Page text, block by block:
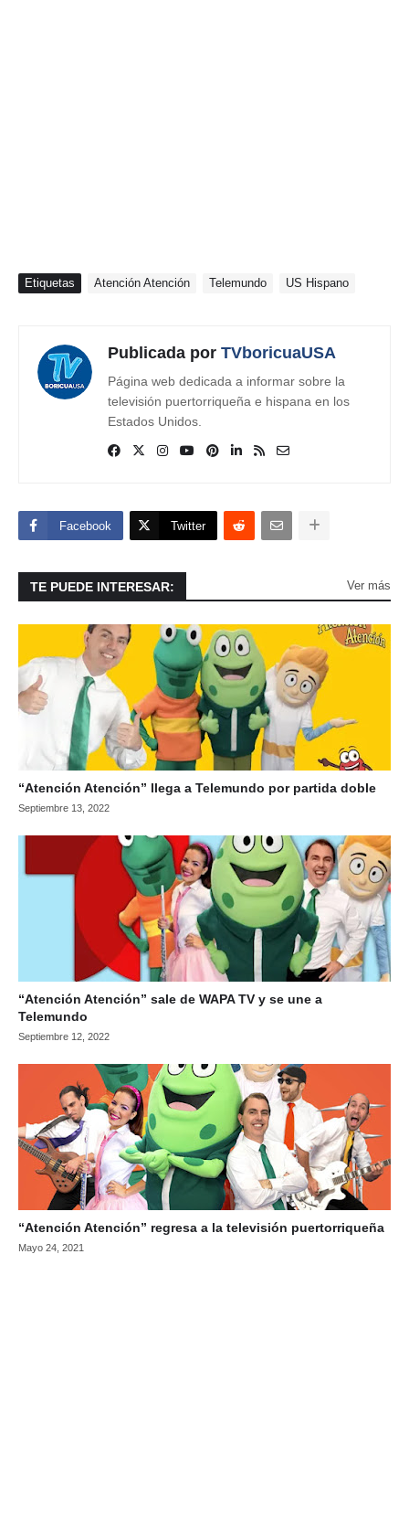
Etiquetas Atención Atención Telemundo US Hispano
Publicada por TVboricuaUSA
Página web dedicada a informar sobre la
televisión puertorriqueña e hispana en los
Estados Unidos.
Facebook Twitter
TE PUEDE INTERESAR: Ver más
“Atención Atención” llega a Telemundo por partida doble
Septiembre 13, 2022
“Atención Atención” sale de WAPA TV y se une a
Telemundo
Septiembre 12, 2022
“Atención Atención” regresa a la televisión puertorriqueña
Mayo 24, 2021